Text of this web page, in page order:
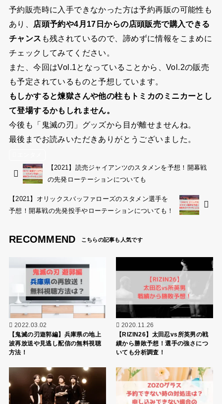
予約販売時に入手できなかった方は予約再販の可能性も
あり、
店頭予約や4月17日からの店頭販売で購入できる
チャンス も残されているので、諦めずに情報をこまめに
チェックしてみてください。
また、今回はVol.1となっていることから、Vol.2の販売
も予定されているものと予想しています。
もしかすると煉獄さんや他の柱もトミカのミニカーとし
て登場するかもしれません。
今後も「鬼滅の刃」グッズから目が離せませんね。
最後までお読みいただきありがとうございました。
【2021】読売ジャイアンツのスタメンを予想！開幕戦
の先発ローテーションについても
【2021】オリックスバッファローズのスタメン選手を
予想！開幕戦の先発投手やローテーションについても！
RECOMMEND
2022.03.02
【鬼滅の刃遊郭編】兵庫県の地上
波再放送や見逃し配信の無料視聴
方法！
2020.11.26
【RIZIN26】太田忍vs所英男の戦
績から勝敗予想！選手の強さにつ
いても分析調査！